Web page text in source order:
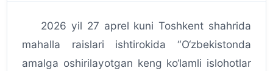
2026 yil 27 aprel kuni Toshkent shahrida
mahalla raislari ishtirokida “O‘zbekistonda
amalga oshirilayotgan keng ko‘lamli islohotlar